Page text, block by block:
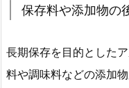
保存料や添加物の
長期保存を目的とした
料や調味料などの添加物